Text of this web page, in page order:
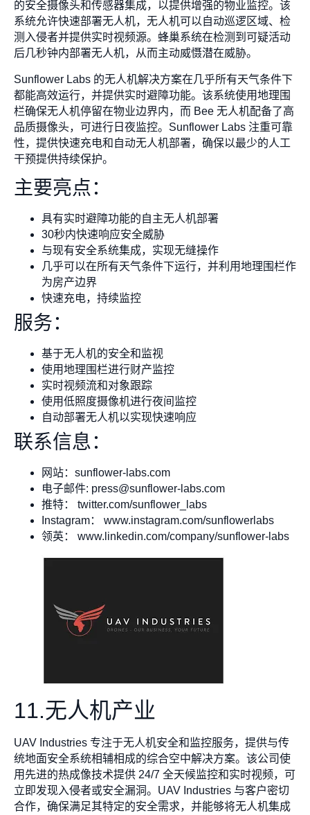
的安全摄像头和传感器集成，以提供增强的物业监控。该
系统允许快速部署无人机，无人机可以自动巡逻区域、检
测入侵者并提供实时视频源。蜂巢系统在检测到可疑活动
后几秒钟内部署无人机，从而主动威慑潜在威胁。
Sunflower Labs 的无人机解决方案在几乎所有天气条件下
都能高效运行，并提供实时避障功能。该系统使用地理围
栏确保无人机停留在物业边界内，而 Bee 无人机配备了高
品质摄像头，可进行日夜监控。Sunflower Labs 注重可靠
性，提供快速充电和自动无人机部署，确保以最少的人工
干预提供持续保护。
主要亮点：
具有实时避障功能的自主无人机部署
30秒内快速响应安全威胁
与现有安全系统集成，实现无缝操作
几乎可以在所有天气条件下运行，并利用地理围栏作
为房产边界
快速充电，持续监控
服务：
基于无人机的安全和监视
使用地理围栏进行财产监控
实时视频流和对象跟踪
使用低照度摄像机进行夜间监控
自动部署无人机以实现快速响应
联系信息：
网站：sunflower-labs.com
电子邮件: press@sunflower-labs.com
推特： twitter.com/sunflower_labs
Instagram： www.instagram.com/sunflowerlabs
领英： www.linkedin.com/company/sunflower-labs
11.无人机产业
UAV Industries 专注于无人机安全和监控服务，提供与传
统地面安全系统相辅相成的综合空中解决方案。该公司使
用先进的热成像技术提供 24/7 全天候监控和实时视频，可
立即发现入侵者或安全漏洞。UAV Industries 与客户密切
合作，确保满足其特定的安全需求，并能够将无人机集成